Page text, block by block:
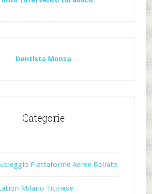
Dentista Monza
Categorie
Piattaforme Aeree Bollate
Milano Ticinese